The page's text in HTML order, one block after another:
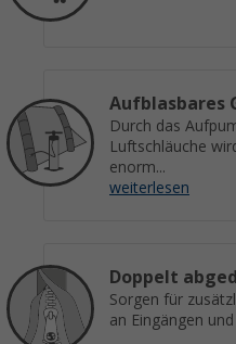
Aufblasbares
Durch das
Luftschläuche
enorm...
weiterlesen
Doppelt
Sorgen für
an Eingängen